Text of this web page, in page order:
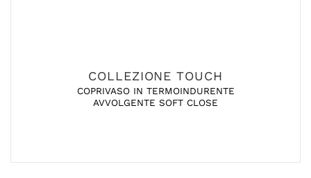
COLLEZIONE TOUCH
COPRIVASO IN TERMOINDURENTE
AVVOLGENTE SOFT CLOSE